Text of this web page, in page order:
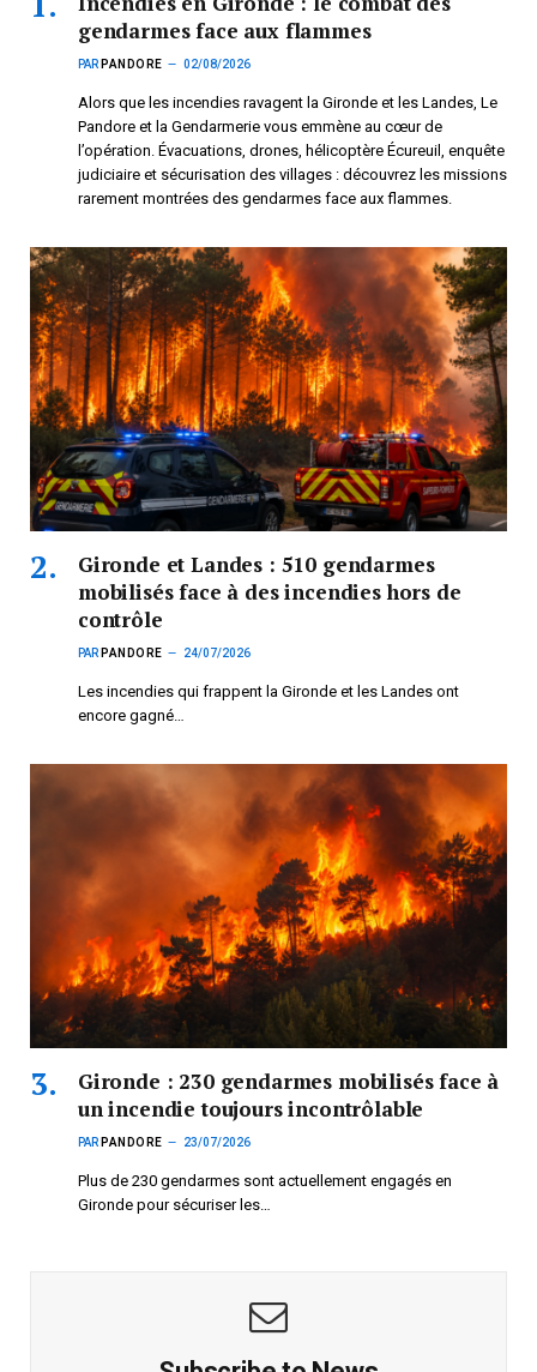
gendarmes face aux flammes
PAR PANDORE 02/08/2026
Alors que les incendies ravagent la Gironde et les Landes, Le
Pandore et la Gendarmerie vous emmène au cœur de
l’opération. Évacuations, drones, hélicoptère Écureuil, enquête
judiciaire et sécurisation des villages : découvrez les missions
rarement montrées des gendarmes face aux flammes.
Gironde et Landes : 510 gendarmes
mobilisés face à des incendies hors de
contrôle
PAR PANDORE 24/07/2026
Les incendies qui frappent la Gironde et les Landes ont
encore gagné…
Gironde : 230 gendarmes mobilisés face à
un incendie toujours incontrôlable
PAR PANDORE 23/07/2026
Plus de 230 gendarmes sont actuellement engagés en
Gironde pour sécuriser les…